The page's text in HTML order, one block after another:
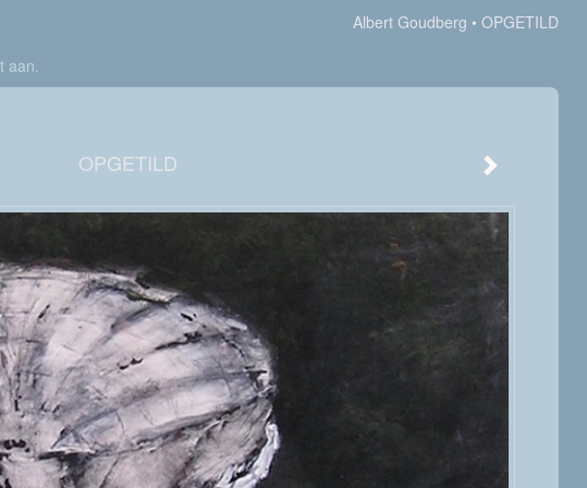
Albert Goudberg
OPGETILD
aan.
OPGETILD